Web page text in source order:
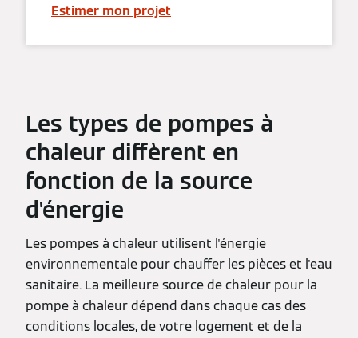
Estimer mon projet
Les types de pompes à
chaleur diffèrent en
fonction de la source
d'énergie
Les pompes à chaleur utilisent l'énergie
environnementale pour chauffer les pièces et l'eau
sanitaire. La meilleure source de chaleur pour la
pompe à chaleur dépend dans chaque cas des
conditions locales, de votre logement et de la